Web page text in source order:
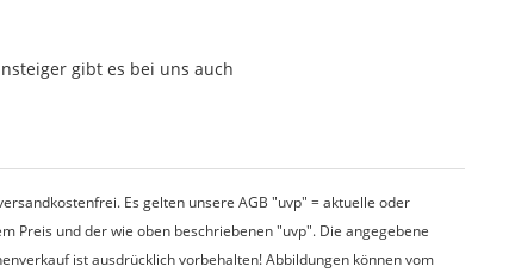
gibt es bei uns auch
Es gelten unsere AGB "uvp" = aktuelle oder
Preis und der wie oben beschriebenen "uvp". Die angegebene
ist ausdrücklich vorbehalten! Abbildungen können vom